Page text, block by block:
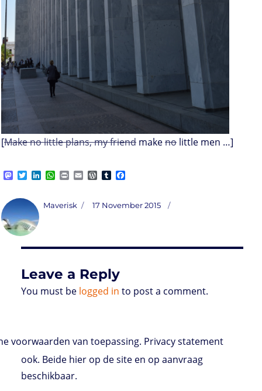
[Make no little plans, my friend makeno little men …]
M
a
t
o
d
o
n
T
w
t
t
e
r
k
e
W
h
t
s
P
n
t
E
m
i
W
o
d
P
s
T
u
b
l
e
b
Author
Maverisk
Posted
17 November 2015
Leave a Reply
You must be logged in to post a comment.
voorwaarden van toepassing. Privacy statement
ook. Beide hier op de site en op aanvraag
beschikbaar.